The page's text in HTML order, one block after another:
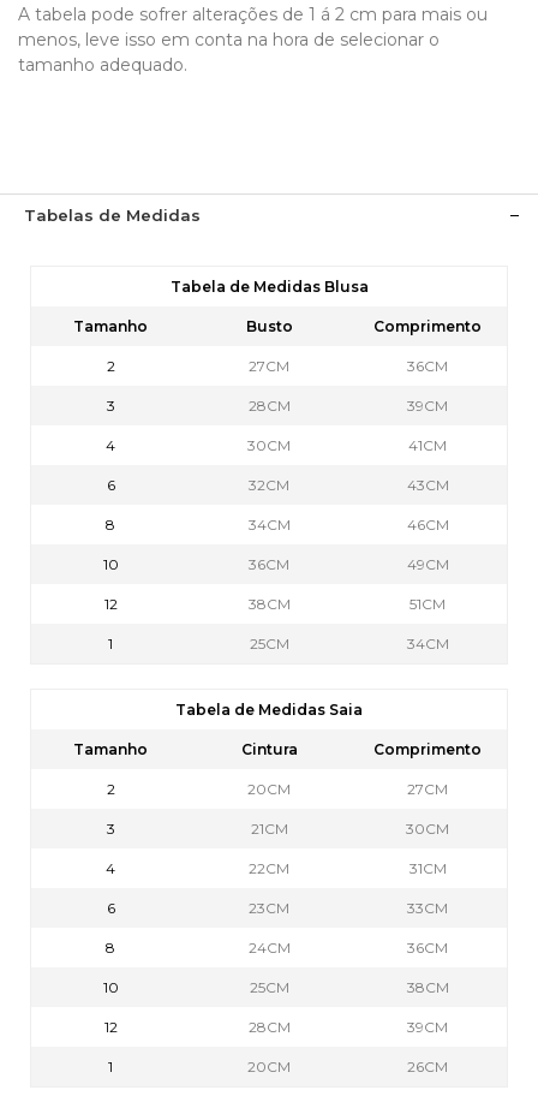
A tabela pode sofrer alterações de 1 á 2 cm para mais ou
menos, leve isso em conta na hora de selecionar o
tamanho adequado.
Tabelas de Medidas
Tabela de Medidas Blusa
Tamanho Busto Comprimento
2 27CM 36CM
3 28CM 39CM
4 30CM 41CM
6 32CM 43CM
8 34CM 46CM
10 36CM 49CM
12 38CM 51CM
1 25CM 34CM
Tabela de Medidas Saia
Tamanho Cintura Comprimento
2 20CM 27CM
3 21CM 30CM
4 22CM 31CM
6 23CM 33CM
8 24CM 36CM
10 25CM 38CM
12 28CM 39CM
1 20CM 26CM